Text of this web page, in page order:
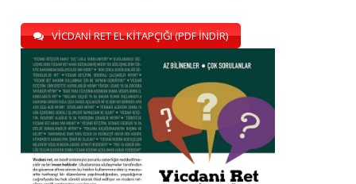
VİCDANİ RET EL KİTAPÇIĞI (PDF İNDİR)